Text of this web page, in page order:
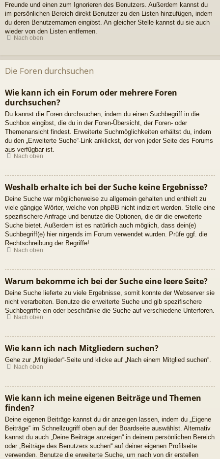
Freunde und einen zum Ignorieren des Benutzers. Außerdem kannst du
im persönlichen Bereich direkt Benutzer zu den Listen hinzufügen, indem
du deren Benutzernamen eingibst. An gleicher Stelle kannst du sie auch
wieder von den Listen entfernen.
Nach oben
Die Foren durchsuchen
Wie kann ich ein Forum oder mehrere Foren
durchsuchen?
Du kannst die Foren durchsuchen, indem du einen Suchbegriff in die
Suchbox eingibst, die du in der Foren-Übersicht, der Foren- oder
Themenansicht findest. Erweiterte Suchmöglichkeiten erhältst du, indem
du den „Erweiterte Suche“-Link anklickst, der von jeder Seite des Forums
aus verfügbar ist.
Nach oben
Weshalb erhalte ich bei der Suche keine Ergebnisse?
Deine Suche war möglicherweise zu allgemein gehalten und enthielt zu
viele gängige Wörter, welche von phpBB nicht indiziert werden. Stelle eine
spezifischere Anfrage und benutze die Optionen, die dir die erweiterte
Suche bietet. Außerdem ist es natürlich auch möglich, dass dein(e)
Suchbegriff(e) hier nirgends im Forum verwendet wurden. Prüfe ggf. die
Rechtschreibung der Begriffe!
Nach oben
Warum bekomme ich bei der Suche eine leere Seite?
Deine Suche lieferte zu viele Ergebnisse, somit konnte der Webserver sie
nicht verarbeiten. Benutze die erweiterte Suche und gib spezifischere
Suchbegriffe ein oder beschränke die Suche auf verschiedene Unterforen.
Nach oben
Wie kann ich nach Mitgliedern suchen?
Gehe zur „Mitglieder“-Seite und klicke auf „Nach einem Mitglied suchen“.
Nach oben
Wie kann ich meine eigenen Beiträge und Themen
finden?
Deine eigenen Beiträge kannst du dir anzeigen lassen, indem du „Eigene
Beiträge“ im Schnellzugriff oben auf der Boardseite auswählst. Alternativ
kannst du auch „Deine Beiträge anzeigen“ in deinem persönlichen Bereich
oder „Beiträge des Benutzers suchen“ auf deiner eigenen Profilseite
verwenden. Benutze die erweiterte Suche, um nach von dir erstellen